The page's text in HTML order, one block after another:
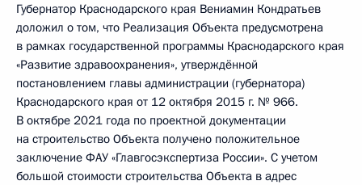
Губернатор Краснодарского края Вениамин Кондратьев
доложил о том, что Реализация Объекта предусмотрена
в рамках государственной программы Краснодарского края
«Развитие здравоохранения», утверждённой
постановлением главы администрации (губернатора)
Краснодарского края от 12 октября 2015 г. № 966.
В октябре 2021 года по проектной документации
на строительство Объекта получено положительное
заключение ФАУ «Главгосэкспертиза России». С учетом
большой стоимости строительства Объекта в адрес